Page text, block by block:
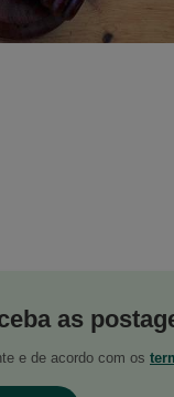
as
e de acordo com os